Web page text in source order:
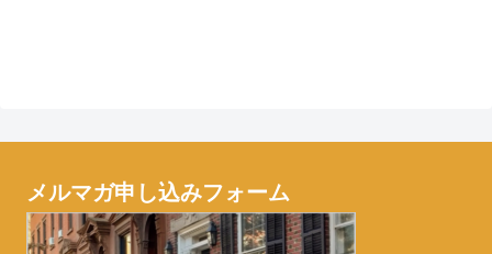
メルマガ申し込みフォーム